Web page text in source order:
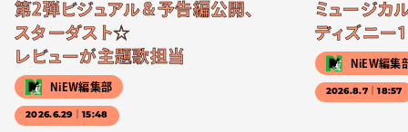
第2弾ビジュアル＆予告編公開、
スターダスト☆
レビューが主題歌担当
NiEW編集部
2026.6.29｜15:48
ミュージカル
ディズニー
NiEW編集
2026.8.7｜18:57